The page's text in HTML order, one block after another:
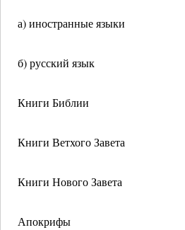
а) иностранные языки
б) русский язык
Книги Библии
Книги Ветхого Завета
Книги Нового Завета
Апокрифы